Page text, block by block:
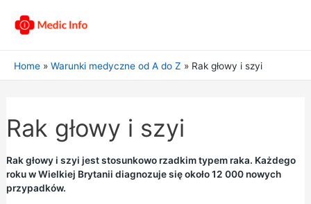
Home Warunki medyczne od A do Z Rak głowy i szyi
Rak głowy i szyi
Rak głowy i szyi jest stosunkowo rzadkim typem raka. Każdego
roku w Wielkiej Brytanii diagnozuje się około 12 000 nowych
przypadków.